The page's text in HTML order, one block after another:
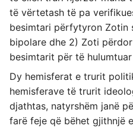
të vërtetash të pa
besimtari përfytyron Zotin
bipolare dhe 2) Zoti
besimtarit për të
Dy hemisferat e trurit
hemisferave të trurit
djathtas, natyrshëm janë
farë feje që bëhet gjithnjë